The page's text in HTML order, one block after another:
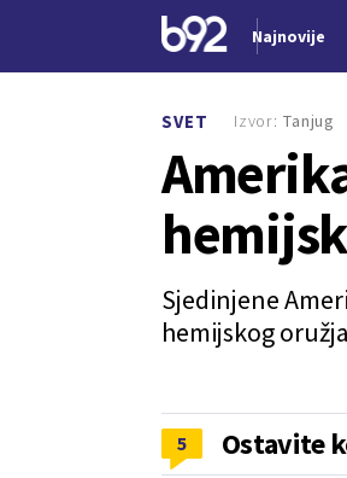
Najnovije
SVET
Sjedinjene
hemijskog
Izvor: Tanjug
5 Ostavite